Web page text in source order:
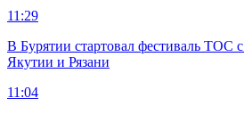
11:29
В Бурятии стартовал фестиваль ТОС с
Якутии и Рязани
11:04